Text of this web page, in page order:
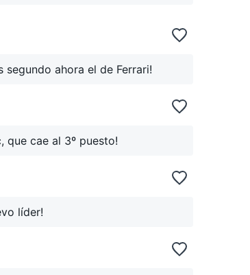
segundo ahora el de Ferrari!
que cae al 3º puesto!
líder!